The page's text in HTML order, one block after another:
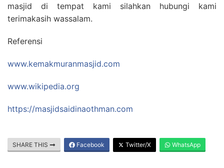
masjid di tempat kami silahkan hubungi kami
terimakasih wassalam.
Referensi
www.kemakmuranmasjid.com
www.wikipedia.org
https://masjidsaidinaothman.com
SHARE THIS Facebook Twitter/X WhatsApp